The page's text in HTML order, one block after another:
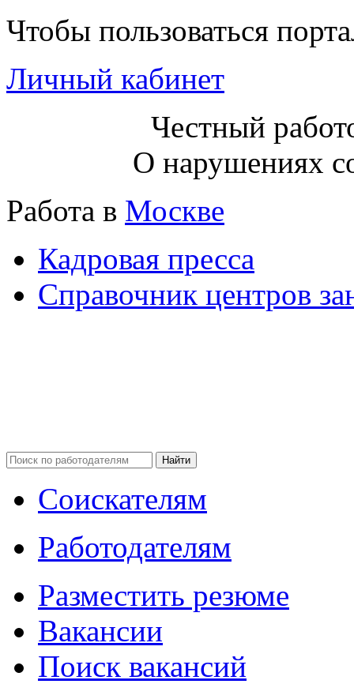
Чтобы пользоваться
Личный кабинет
Честный
О нарушениях
Работа в Москве
Кадровая пресса
Справочник центров
Соискателям
Работодателям
Разместить резюме
Вакансии
Поиск вакансий